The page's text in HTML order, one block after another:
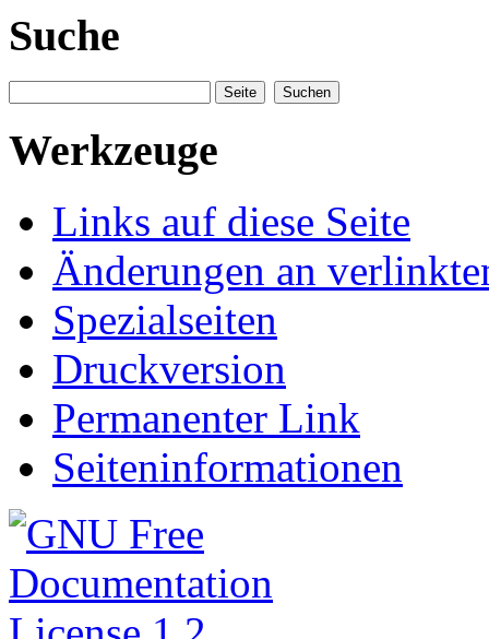
Suche
Werkzeuge
Links auf diese Seite
Änderungen an
Spezialseiten
Druckversion
Permanenter Link
Seiteninformationen